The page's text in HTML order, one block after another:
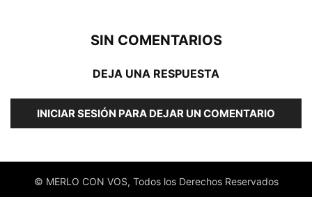
SIN COMENTARIOS
DEJA UNA RESPUESTA
INICIAR SESIÓN PARA DEJAR UN COMENTARIO
© MERLO CON VOS, Todos los Derechos Reservados